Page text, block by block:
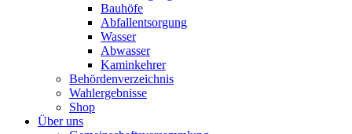
Bauhöfe
Abfallentsorgung
Wasser
Abwasser
Kaminkehrer
Behördenverzeichnis
Wahlergebnisse
Shop
Über uns